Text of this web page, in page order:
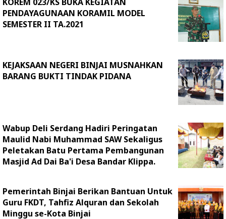
PENDAYAGUNAAN KORAMIL MODEL
SEMESTER II TA.2021
KEJAKSAAN NEGERI BINJAI MUSNAHKAN
BARANG BUKTI TINDAK PIDANA
Wabup Deli Serdang Hadiri Peringatan
Maulid Nabi Muhammad SAW Sekaligus
Peletakan Batu Pertama Pembangunan
Masjid Ad Dai Ba'i Desa Bandar Klippa.
Pemerintah Binjai Berikan Bantuan Untuk
Guru FKDT, Tahfiz Alquran dan Sekolah
Minggu se-Kota Binjai